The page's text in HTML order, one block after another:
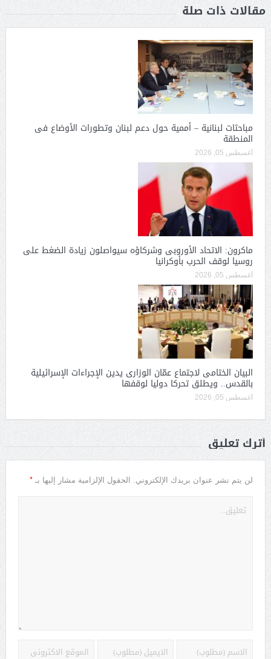
مقالات ذات صلة
مباحثات لبنانية – أممية حول دعم لبنان وتطورات الأوضاع فى
المنطقة
أغسطس 05, 2026
ماكرون: الاتحاد الأوروبى وشركاؤه سيواصلون زيادة الضغط على
روسيا لوقف الحرب بأوكرانيا
أغسطس 05, 2026
البيان الختامى لاجتماع عمّان الوزارى يدين الإجراءات الإسرائيلية
بالقدس.. ويطلق تحركا دوليا لوقفها
أغسطس 05, 2026
أترك تعليق
لن يتم نشر عنوان بريدك الإلكتروني. الحقول الإلزامية مشار إليها بـ *